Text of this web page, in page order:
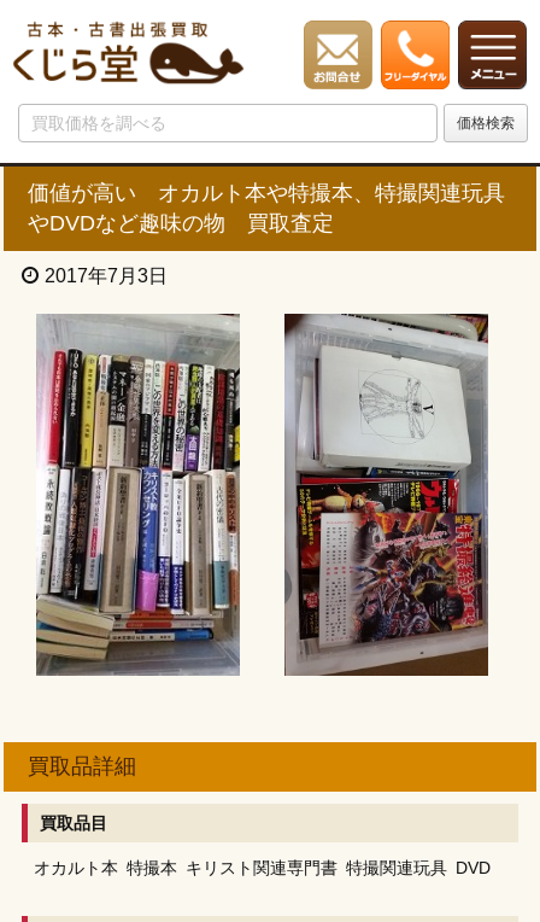
価値が高い オカルト本や特撮本、特撮関連玩具
やDVDなど趣味の物 買取査定
2017年7月3日
買取品詳細
買取品目
オカルト本 特撮本 キリスト関連専門書 特撮関連玩具 DVD